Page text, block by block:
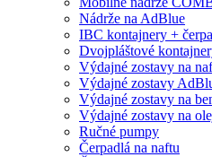
Nádrže na AdBlue
IBC kontajnery +
Dvojpláštové
Výdajné zostavy na
Výdajné zostavy
Výdajné zostavy na
Výdajné zostavy na
Ručné pumpy
Čerpadlá na naftu